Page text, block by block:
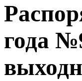
года